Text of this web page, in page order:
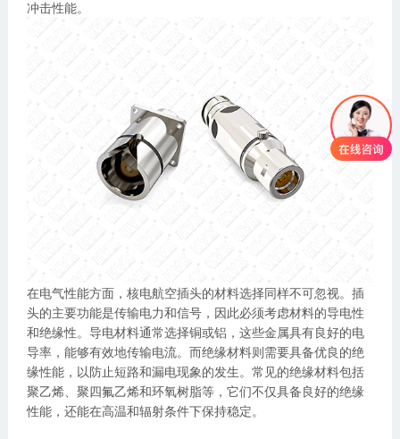
冲击性能。
在电气性能方面，核电航空插头的材料选择同样不可忽视。插
头的主要功能是传输电力和信号，因此必须考虑材料的导电性
和绝缘性。导电材料通常选择铜或铝，这些金属具有良好的电
导率，能够有效地传输电流。而绝缘材料则需要具备优良的绝
缘性能，以防止短路和漏电现象的发生。常见的绝缘材料包括
聚乙烯、聚四氟乙烯和环氧树脂等，它们不仅具备良好的绝缘
性能，还能在高温和辐射条件下保持稳定。